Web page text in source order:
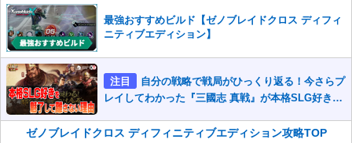
最強おすすめビルド【ゼノブレイドクロス ディフィ
ニティブエディション】
注目
自分の戦略で戦局がひっくり返る！今さらプ
レイしてわかった『三國志 真戦』が本格SLG好きを
ゼノブレイドクロス ディフィニティブエディション攻略TOP